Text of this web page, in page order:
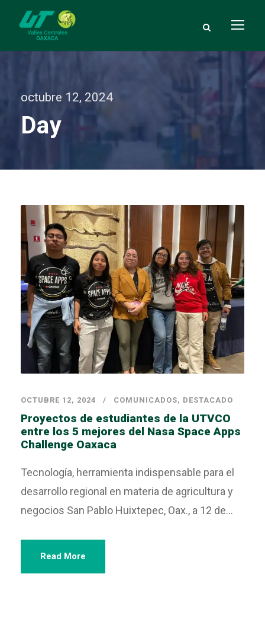
octubre 12, 2024
Day
OCTUBRE 12, 2024 COMUNICADOS, DESTACADO
Proyectos de estudiantes de la UTVCO
entre los 5 mejores del Nasa Space Apps
Challenge Oaxaca
Tecnología, herramienta indispensable para el
desarrollo regional en materia de agricultura y
negocios San Pablo Huixtepec, Oax., a 12 de...
Read More